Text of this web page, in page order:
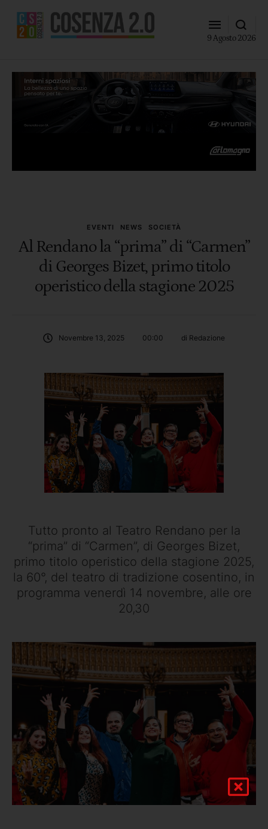
9 Agosto 2026
EVENTI NEWS SOCIETÀ
Al Rendano la “prima” di “Carmen”
di Georges Bizet, primo titolo
operistico della stagione 2025
Novembre 13, 2025 00:00 di Redazione
Tutto pronto al Teatro Rendano per la
“prima” di “Carmen”, di Georges Bizet,
primo titolo operistico della stagione 2025,
la 60°, del teatro di tradizione cosentino, in
programma venerdì 14 novembre, alle ore
20,30